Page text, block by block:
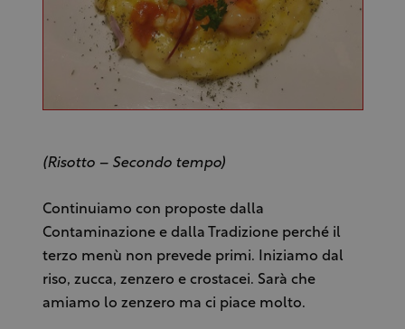
(Risotto – Secondo tempo)
Continuiamo con proposte dalla
Contaminazione e dalla Tradizione perché il
terzo menù non prevede primi. Iniziamo dal
riso, zucca, zenzero e crostacei. Sarà che
amiamo lo zenzero ma ci piace molto.